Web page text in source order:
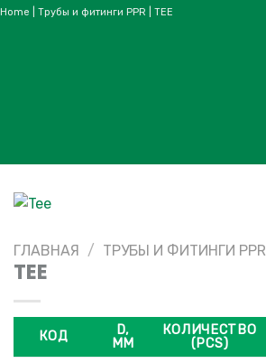
Home Трубы и фитинги PPR TEE
ГЛАВНАЯ / ТРУБЫ И ФИТИНГИ PPR
TEE
КОД
D,
MM
КОЛИЧЕСТВО
(PCS)